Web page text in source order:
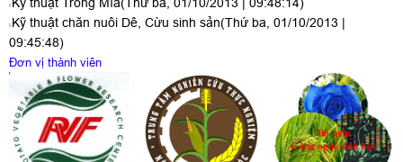
Kỹ thuật chăn nuôi Dê, Cừu sinh sản(Thứ ba, 01/10/2013 |
09:45:48)
Đơn vị thành viên